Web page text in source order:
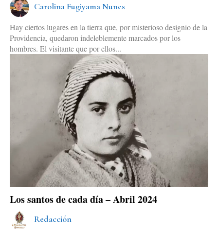
Carolina Fugiyama Nunes
Hay ciertos lugares en la tierra que, por misterioso designio de la
Providencia, quedaron indeleblemente marcados por los
hombres. El visitante que por ellos...
Los santos de cada día – Abril 2024
Redacción